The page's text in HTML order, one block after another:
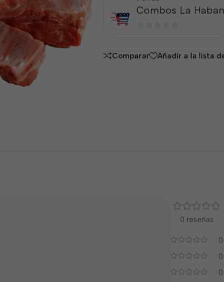
Combos La
5
Comparar Añadir a la lista
0 reseñas
0
0
0